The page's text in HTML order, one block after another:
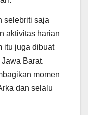
selebriti saja
aktivitas harian
itu juga dibuat
Barat.
momen
dan selalu